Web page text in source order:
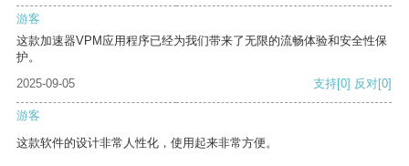
游客
这款加速器VPM应用程序已经为我们带来了无限的流畅体验和安全性保
护。
2025-09-05
支持[0] 反对[0]
游客
这款软件的设计非常人性化，使用起来非常方便。